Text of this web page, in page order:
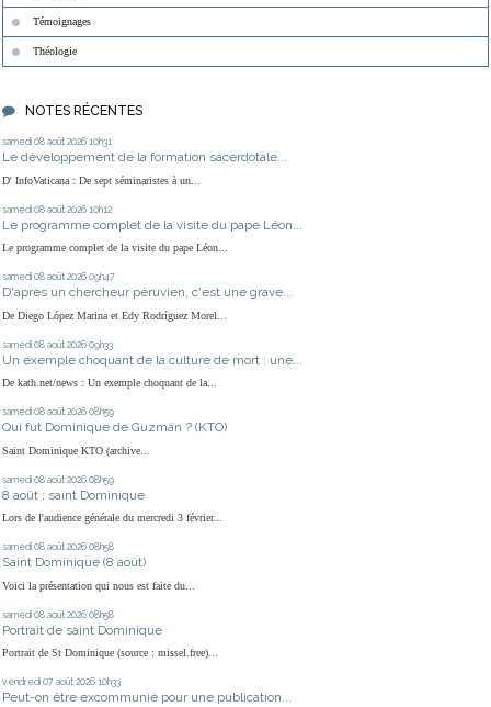
Témoignages
Théologie
NOTES RÉCENTES
samedi 08 août 2026 10h31
Le développement de la formation sacerdotale...
D' InfoVaticana : De sept séminaristes à un...
samedi 08 août 2026 10h12
Le programme complet de la visite du pape Léon...
Le programme complet de la visite du pape Léon...
samedi 08 août 2026 09h47
D'après un chercheur péruvien, c'est une grave...
De Diego López Marina et Edy Rodríguez Morel...
samedi 08 août 2026 09h33
Un exemple choquant de la culture de mort : une...
De kath.net/news : Un exemple choquant de la...
samedi 08 août 2026 08h59
Qui fut Dominique de Guzmán ? (KTO)
Saint Dominique KTO (archive...
samedi 08 août 2026 08h59
8 août : saint Dominique
Lors de l'audience générale du mercredi 3 février...
samedi 08 août 2026 08h58
Saint Dominique (8 août)
Voici la présentation qui nous est faite du...
samedi 08 août 2026 08h58
Portrait de saint Dominique
Portrait de St Dominique (source : missel.free)...
vendredi 07 août 2026 10h33
Peut-on être excommunié pour une publication...